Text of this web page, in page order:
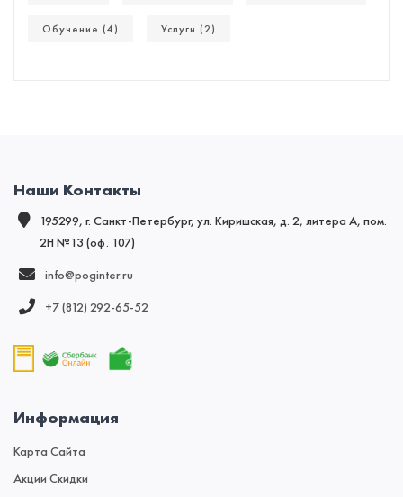
Обучение (4) Услуги (2)
Наши Контакты
195299, г. Санкт-Петербург, ул. Киришская, д. 2, литера А, пом.
2Н №13 (оф. 107)
info@poginter.ru
+7 (812) 292‑65‑52
Информация
Карта Сайта
Акции Скидки